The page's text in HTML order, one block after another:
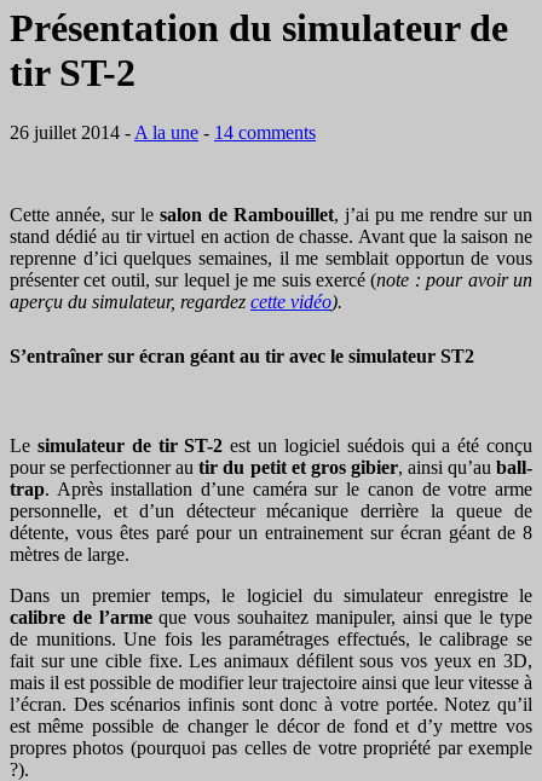
Présentation du simulateur de
tir ST-2
26 juillet 2014 - A la une - 14 comments
Cette année, sur le salon de Rambouillet, j’ai pu me rendre sur un
stand dédié au tir virtuel en action de chasse. Avant que la saison ne
reprenne d’ici quelques semaines, il me semblait opportun de vous
présenter cet outil, sur lequel je me suis exercé (note : pour avoir un
aperçu du simulateur, regardez cette vidéo).
S’entraîner sur écran géant au tir avec le simulateur ST2
Le simulateur de tir ST-2 est un logiciel suédois qui a été conçu
pour se perfectionner autir du petit et gros gibier, ainsi qu’auball-
trap. Après installation d’une caméra sur le canon de votre arme
personnelle, et d’un détecteur mécanique derrière la queue de
détente, vous êtes paré pour un entrainement sur écran géant de 8
mètres de large.
Dans un premier temps, le logiciel du simulateur enregistre le
calibre de l’armeque vous souhaitez manipuler, ainsi que le type
de munitions. Une fois les paramétrages effectués, le calibrage se
fait sur une cible fixe. Les animaux défilent sous vos yeux en 3D,
mais il est possible de modifier leur trajectoire ainsi que leur vitesse à
l’écran. Des scénarios infinis sont donc à votre portée. Notez qu’il
est même possible de changer le décor de fond et d’y mettre vos
propres photos (pourquoi pas celles de votre propriété par exemple
?).